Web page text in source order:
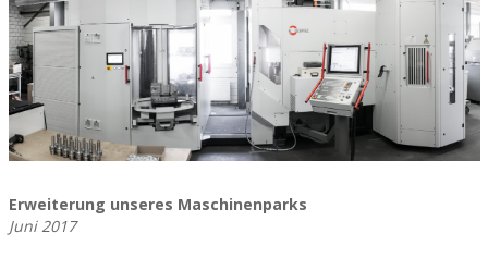
Erweiterung unseres Maschinenparks
Juni 2017